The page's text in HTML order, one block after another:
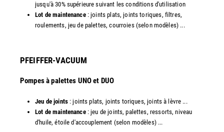
jusqu'à 30% supérieure suivant les conditions d'utilisation
Lot de maintenance: joints plats, joints toriques, filtres,
roulements, jeu de palettes, courroies (selon modèles) ...​
PFEIFFER-VACUUM
Pompes à palettes UNO et DUO
Jeu de joints: joints plats, joints toriques, joints à lèvre ...
Lot de maintenance: jeu de joints, palettes, ressorts, niveau
d'huile, étoile d'accouplement (selon modèles) ...​​